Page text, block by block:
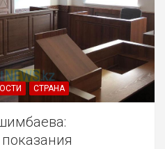
СТРАНА